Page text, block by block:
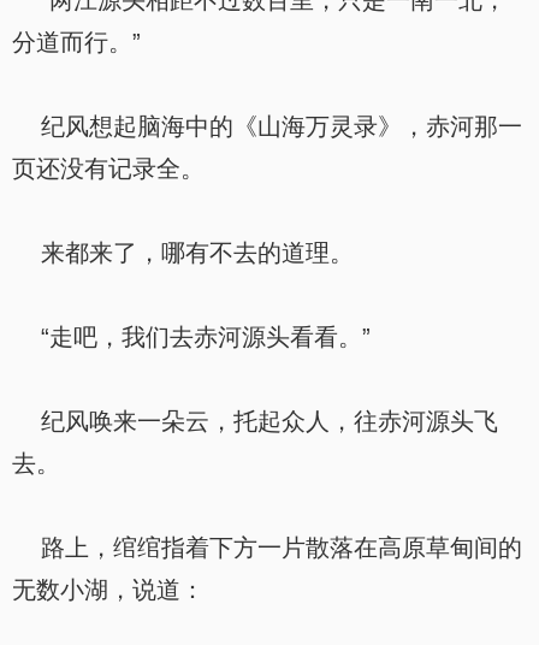
分道而行。”
纪风想起脑海中的《山海万灵录》，赤河那一
页还没有记录全。
来都来了，哪有不去的道理。
“走吧，我们去赤河源头看看。”
纪风唤来一朵云，托起众人，往赤河源头飞
去。
路上，绾绾指着下方一片散落在高原草甸间的
无数小湖，说道：